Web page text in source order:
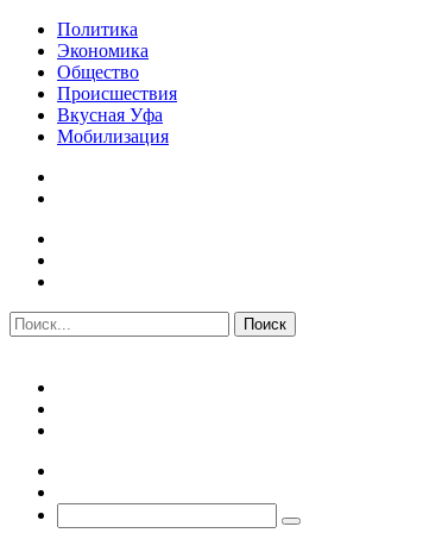
Политика
Экономика
Общество
Происшествия
Вкусная Уфа
Мобилизация